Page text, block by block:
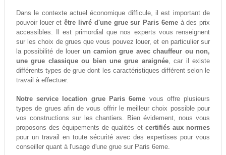
Dans le contexte actuel économique difficule, il est important de
pouvoir louer etêtre livré d'une grue sur Paris 6emeà des prix
accessibles. Il est primordial que nos experts vous renseignent
sur les choix de grues que vous pouvez louer, et en particulier sur
la possibilité de louer un camion grue avec chauffeur ou non,
une grue classique ou bien une grue araignée, car il existe
différents types de grue dont les caractéristiques différent selon le
travail à effectuer.
Notre service location grue Paris 6eme vous offre plusieurs
types de grues afin de vous offrir le meilleur choix possible pour
vos constructions sur les chantiers. Bien évidement, nous vous
proposons des équipements de qualités et certifiés aux normes
pour un travail en toute sécurité avec des expertises pour vous
conseiller quant à l'usage d'une grue sur Paris 6eme.